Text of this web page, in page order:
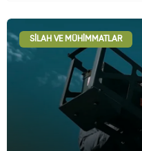
SILAH VE MÜHIMMATLAR